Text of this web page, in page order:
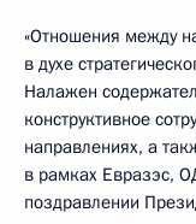
«Отношения между
в духе
Налажен
конструктивное
направлениях, а
в рамках Евразэс,
поздравлении